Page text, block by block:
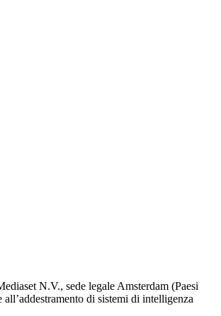
N.V., sede legale Amsterdam (Paesi
di sistemi di intelligenza